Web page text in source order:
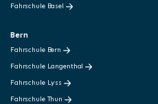
Fahrschule Basel
Bern
Fahrschule Bern
Fahrschule Langenthal
Fahrschule Lyss
Fahrschule Thun